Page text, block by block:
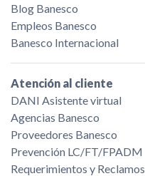
Blog Banesco
Empleos Banesco
Banesco Internacional
Atención al cliente
DANI Asistente virtual
Agencias Banesco
Proveedores Banesco
Prevención LC/FT/FPADM
Requerimientos y Reclamos